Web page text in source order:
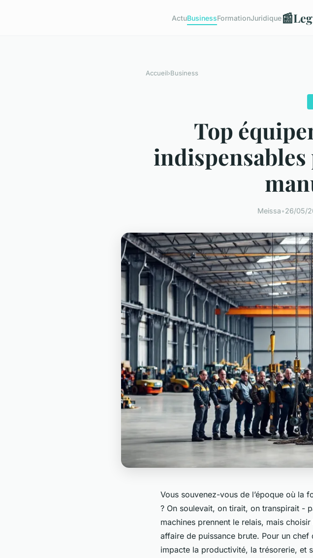
ActuBusinessFormationJuridique📰
Accueil›Business
Top
indispensables
Meissa•26/05/
Vous souvenez-vous de l’époque où la
? On soulevait, on tirait, on transpirait -
machines prennent le relais, mais
affaire de puissance brute. Pour un chef
impacte la productivité, la trésorerie, et